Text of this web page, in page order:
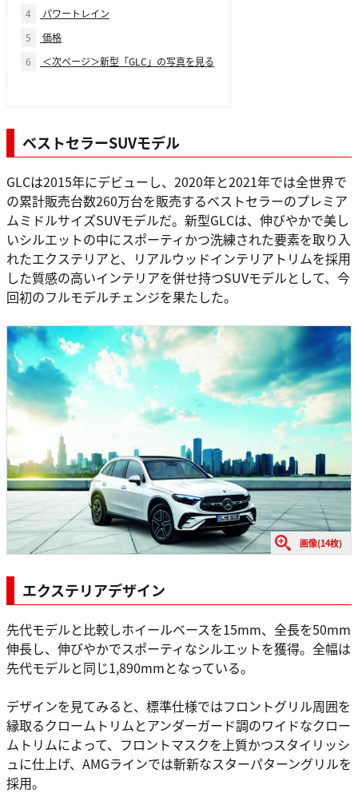
4
パワートレイン
5
価格
6
＜次ページ＞新型「GLC」の写真を見る
ベストセラーSUVモデル
GLCは2015年にデビューし、2020年と2021年では全世界で
の累計販売台数260万台を販売するベストセラーのプレミア
ムミドルサイズSUVモデルだ。新型GLCは、伸びやかで美し
いシルエットの中にスポーティかつ洗練された要素を取り入
れたエクステリアと、リアルウッドインテリアトリムを採用
した質感の高いインテリアを併せ持つSUVモデルとして、今
回初のフルモデルチェンジを果たした。
画像(14枚)
エクステリアデザイン
先代モデルと比較しホイールベースを15mm、全長を50mm
伸長し、伸びやかでスポーティなシルエットを獲得。全幅は
先代モデルと同じ1,890mmとなっている。
デザインを見てみると、標準仕様ではフロントグリル周囲を
縁取るクロームトリムとアンダーガード調のワイドなクロー
ムトリムによって、フロントマスクを上質かつスタイリッシ
ュに仕上げ、AMGラインでは斬新なスターパターングリルを
採用。